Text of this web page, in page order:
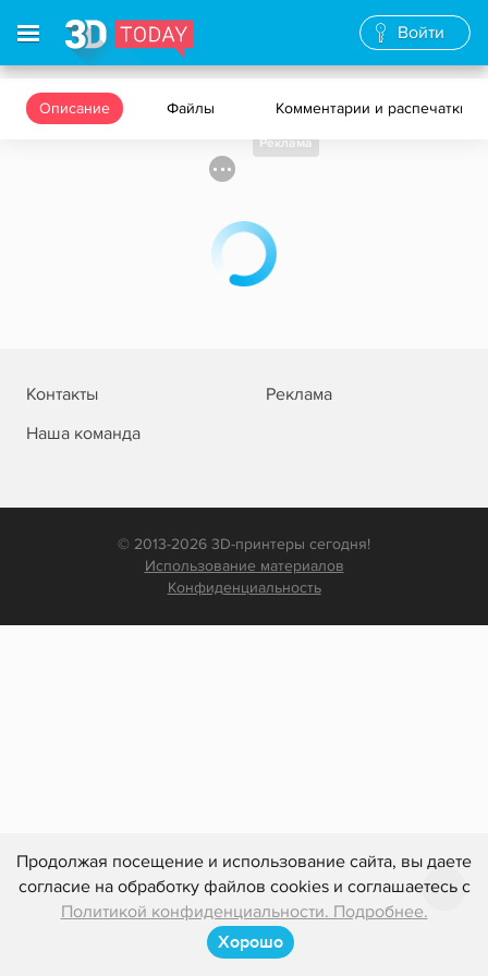
Продолжая посещение и использование сайта, вы даете
согласие на обработку файлов cookies и соглашаетесь с
Политикой конфиденциальности. Подробнее.
Хорошо
Войти
Описание Файлы Комментарии и распечатки
Реклама
Контакты
Реклама
Наша команда
© 2013-2026 3D-принтеры сегодня!
Использование материалов
Конфиденциальность